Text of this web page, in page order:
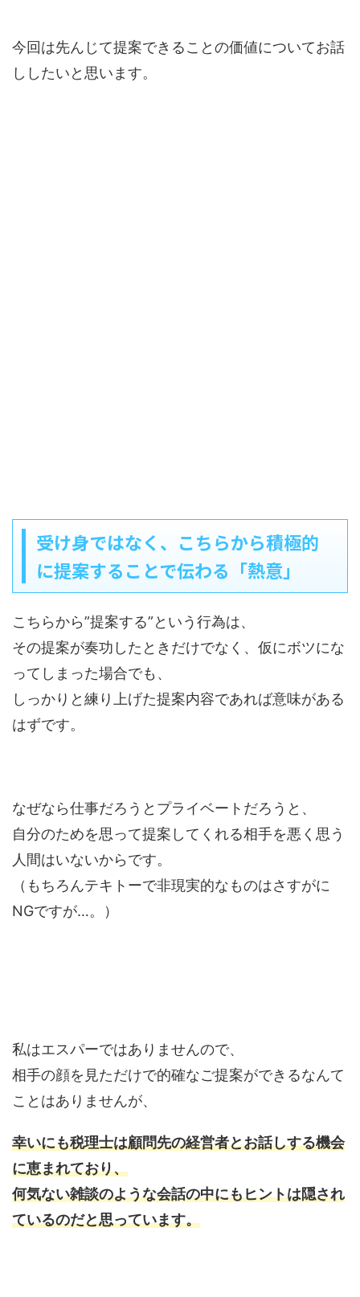
今回は先んじて提案できることの価値についてお話
ししたいと思います。
受け身ではなく、こちらから積極的
に提案することで伝わる「熱意」
こちらから”提案する”という行為は、
その提案が奏功したときだけでなく、仮にボツにな
ってしまった場合でも、
しっかりと練り上げた提案内容であれば意味がある
はずです。
なぜなら仕事だろうとプライベートだろうと、
自分のためを思って提案してくれる相手を悪く思う
人間はいないからです。
（もちろんテキトーで非現実的なものはさすがに
NGですが…。）
私はエスパーではありませんので、
相手の顔を見ただけで的確なご提案ができるなんて
ことはありませんが、
幸いにも税理士は顧問先の経営者とお話しする機会
に恵まれており、
何気ない雑談のような会話の中にもヒントは隠され
ているのだと思っています。